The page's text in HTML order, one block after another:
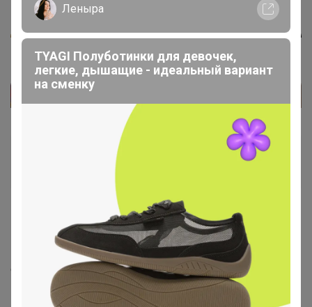
3412_111
Кандидат в магистры
14 февраля, 2026 10:22
, здравствуйте, а когда примерно приедет эта
сп ?
Леныра
TYAGI Полуботинки для девочек,
легкие, дышащие - идеальный вариант
на сменку